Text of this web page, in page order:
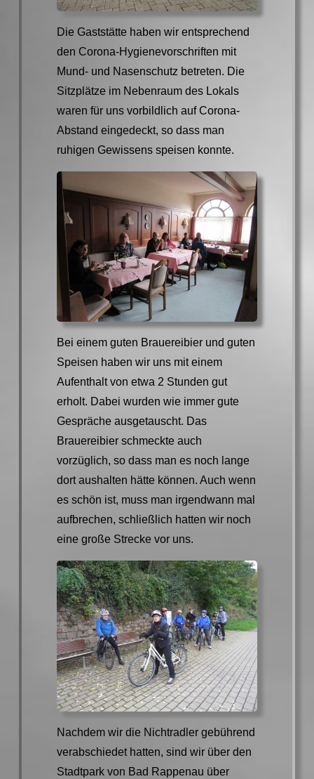
Die Gaststätte haben wir entsprechend
den Corona-Hygienevorschriften mit
Mund- und Nasenschutz betreten. Die
Sitzplätze im Nebenraum des Lokals
waren für uns vorbildlich auf Corona-
Abstand eingedeckt, so dass man
ruhigen Gewissens speisen konnte.
Bei einem guten Brauereibier und guten
Speisen haben wir uns mit einem
Aufenthalt von etwa 2 Stunden gut
erholt. Dabei wurden wie immer gute
Gespräche ausgetauscht. Das
Brauereibier schmeckte auch
vorzüglich, so dass man es noch lange
dort aushalten hätte können. Auch wenn
es schön ist, muss man irgendwann mal
aufbrechen, schließlich hatten wir noch
eine große Strecke vor uns.
Nachdem wir die Nichtradler gebührend
verabschiedet hatten, sind wir über den
Stadtpark von Bad Rappenau über